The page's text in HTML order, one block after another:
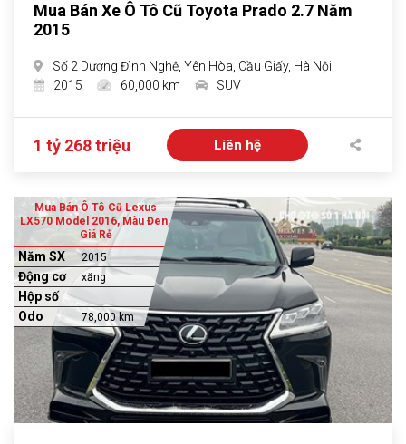
Mua Bán Xe Ô Tô Cũ Toyota Prado 2.7 Năm
2015
Số 2 Dương Đình Nghệ, Yên Hòa, Cầu Giấy, Hà Nội
2015
60,000 km SUV
1 tỷ 268 triệu Liên hệ
Mua Bán Ô Tô Cũ Lexus
LX570 Model 2016, Màu Đen,
Giá Rẻ
Năm SX 2015
Động cơ xăng
Hộp số
Odo
78,000 km